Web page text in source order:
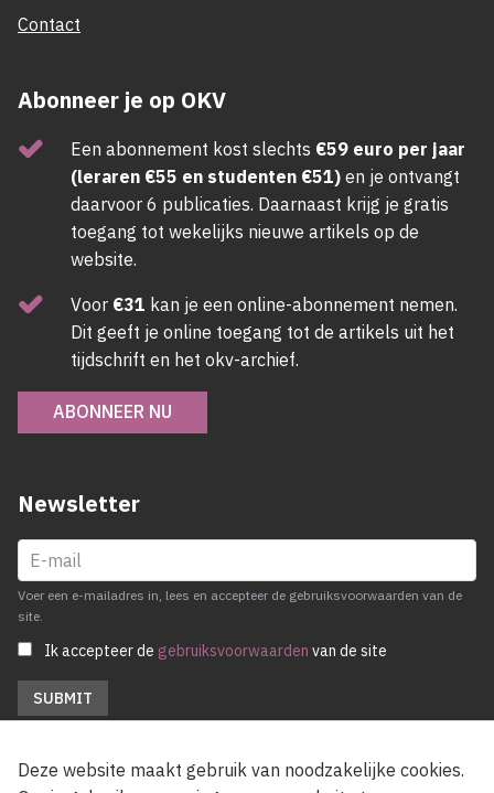
Contact
Abonneer je op OKV
Een abonnement kost slechts €59 euro per jaar
(leraren €55 en studenten €51) en je ontvangt
daarvoor 6 publicaties. Daarnaast krijg je gratis
toegang tot wekelijks nieuwe artikels op de
website.
Voor €31 kan je een online-abonnement nemen.
Dit geeft je online toegang tot de artikels uit het
tijdschrift en het okv-archief.
ABONNEER NU
Newsletter
Voer een e-mailadres in, lees en accepteer de gebruiksvoorwaarden van de
site.
Ik accepteer de gebruiksvoorwaarden van de site
Deze website maakt gebruik van noodzakelijke cookies.